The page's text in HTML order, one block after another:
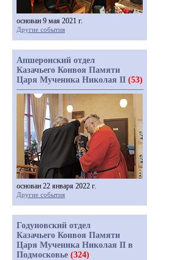
основан 9 мая 2021 г.
Другие события
Апшеронский отдел
Казачьего Конвоя Памяти
Царя Мученика Николая II (53)
основан 22 января 2022 г.
Другие события
Годуновский отдел
Казачьего Конвоя Памяти
Царя Мученика Николая II в
Подмосковье (324)